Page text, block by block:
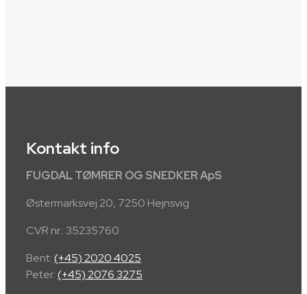
Kontakt info
FUGDAL TØMRER OG SNEDKER ApS
Østermarksvej 20, 7250 Hejnsvig
CVR nr.: 35235760
​Bent:(+45) 2020 4025
Peter:(+45) 2076 3275